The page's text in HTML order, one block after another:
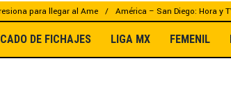
para llegar al Ame América – San Diego: Hora y
DE FICHAJES LIGA MX FEMENIL